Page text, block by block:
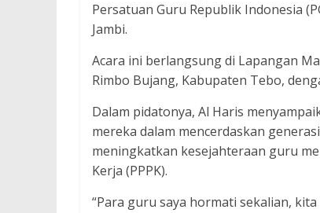
Persatuan Guru Republik Indonesia
Jambi.
Acara ini berlangsung di Lapangan
Rimbo Bujang, Kabupaten Tebo,
Dalam pidatonya, Al Haris
mereka dalam mencerdaskan
meningkatkan kesejahteraan guru
Kerja (PPPK).
“Para guru saya hormati sekalian,